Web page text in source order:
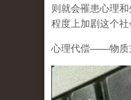
则就会罹患心理
程度上加剧这个社
心理代偿——物质